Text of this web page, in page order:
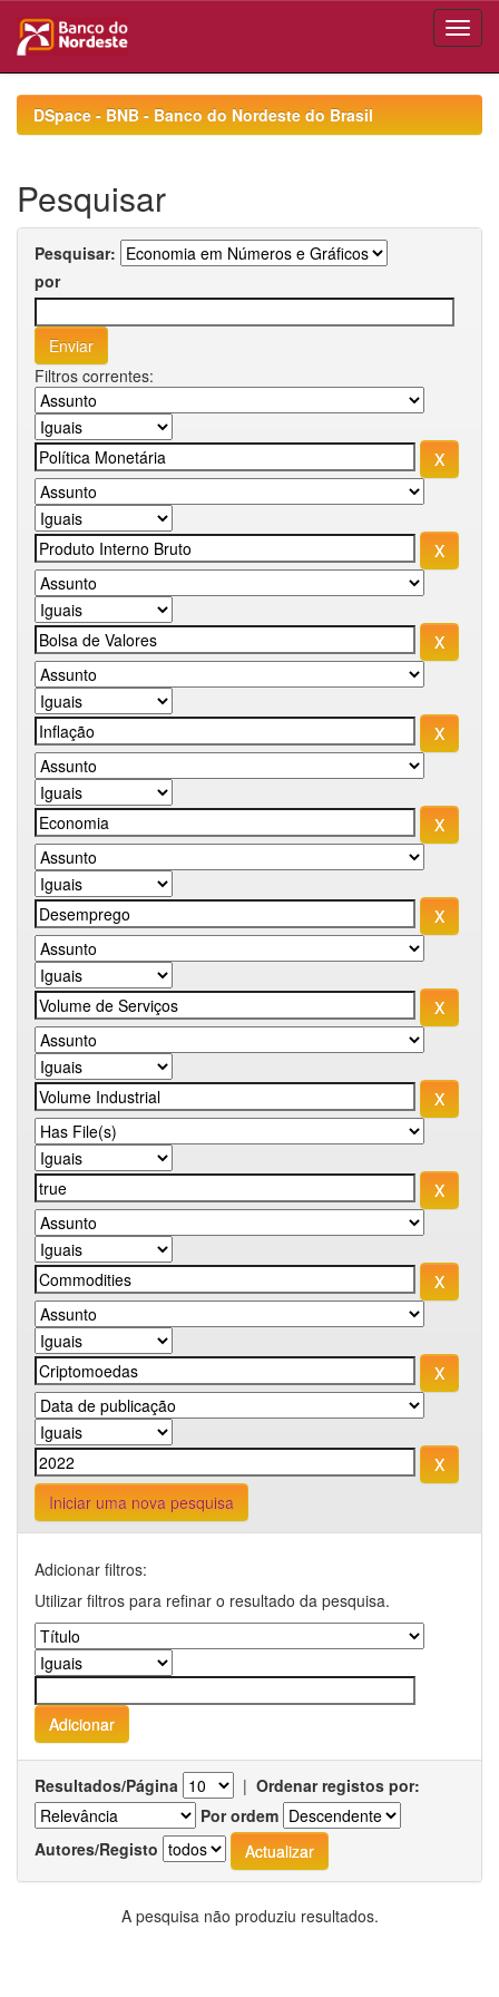
navigationDSpace - BNB - Banco do Nordeste do Brasil
Pesquisar
Pesquisar:
por
Filtros correntes:
Iniciar uma nova pesquisa
Adicionar filtros:
Utilizar filtros para refinar o resultado da pesquisa.
Resultados/Página | Ordenar registos por:
Por ordem
Autores/Registo
A pesquisa não produziu resultados.